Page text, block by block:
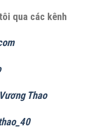
qua các kênh
Thao